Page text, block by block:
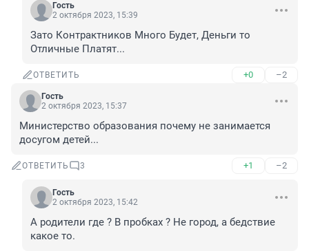
Гость
2 октября 2023, 15:39
Зато Контрактников Много Будет, Деньги то
Отличные Платят...
ОТВЕТИТЬ +0 –2
Гость
2 октября 2023, 15:37
Министерство образования почему не занимается
досугом детей...
ОТВЕТИТЬ 3 +1 –2
Гость
2 октября 2023, 15:42
А родители где ? В пробках ? Не город, а бедствие
какое то.